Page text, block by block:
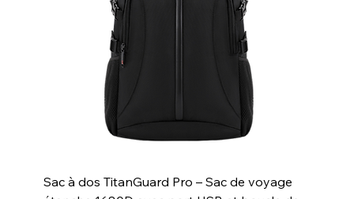
Sac à dos TitanGuard Pro – Sac de voyage